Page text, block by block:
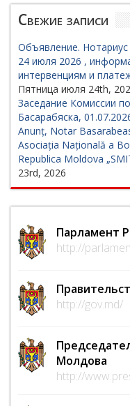
Свежие записи
Объявление. Нотариус
24 июля 2026 ,
интервенциям и
Пятница июля 24th,
Заседание Комиссии
Басарабяска,
Anunț, Notar
Asociația Națională a
Republica Moldova
23rd, 2026
Парламент
http://
http://gov.md/
Молдова
http://